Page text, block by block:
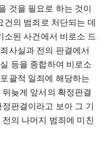
것을 필요로 하는 것이
건의 범죄로 처단되는 데
소된 사건에서 비로소 드
사실과 전의 판결에서
등을 종합하여 비로소
괄적 일죄에 해당하는
늦게 앞서의 확정판결
판결이라고 보아 그 기
의 나머지 범죄에 미친